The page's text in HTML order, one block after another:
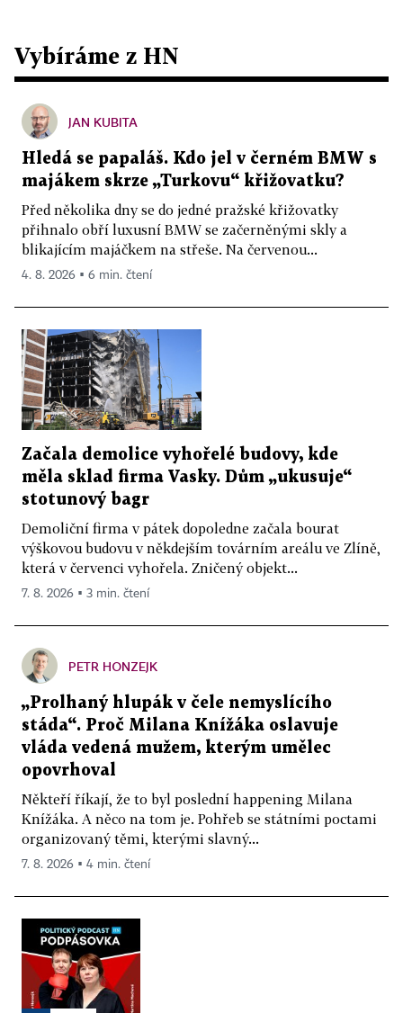
Vybíráme z HN
JAN KUBITA
Hledá se papaláš. Kdo jel v černém BMW s
majákem skrze „Turkovu“ křižovatku?
Před několika dny se do jedné pražské křižovatky
přihnalo obří luxusní BMW se začerněnými skly a
blikajícím majáčkem na střeše. Na červenou...
4. 8. 2026 ▪ 6 min. čtení
Začala demolice vyhořelé budovy, kde
měla sklad firma Vasky. Dům „ukusuje“
stotunový bagr
Demoliční firma v pátek dopoledne začala bourat
výškovou budovu v někdejším továrním areálu ve Zlíně,
která v červenci vyhořela. Zničený objekt...
7. 8. 2026 ▪ 3 min. čtení
PETR HONZEJK
„Prolhaný hlupák v čele nemyslícího
stáda“. Proč Milana Knížáka oslavuje
vláda vedená mužem, kterým umělec
opovrhoval
Někteří říkají, že to byl poslední happening Milana
Knížáka. A něco na tom je. Pohřeb se státními poctami
organizovaný těmi, kterými slavný...
7. 8. 2026 ▪ 4 min. čtení